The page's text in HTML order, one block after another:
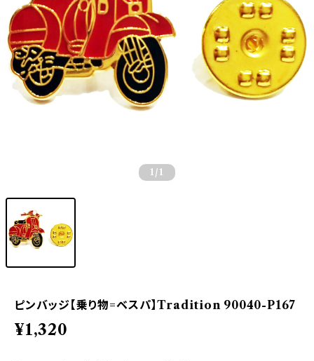
1 /1
ピンバッジ【乗り物=ベスパ】Tradition 90040-P167
¥1,320